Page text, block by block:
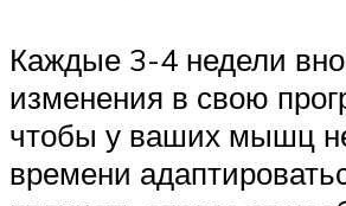
Каждые 3-4 недели
изменения в свою
чтобы у ваших мышц
времени